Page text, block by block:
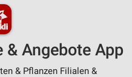
Angebote App
& Pflanzen Filialen &